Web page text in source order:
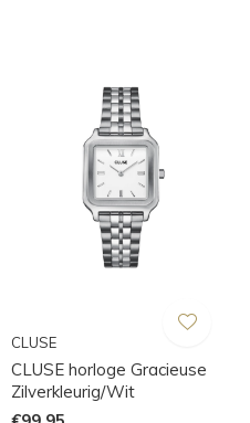
CLUSE
CLUSE horloge Gracieuse
Zilverkleurig/Wit